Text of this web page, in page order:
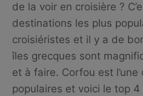
de la voir en croisière ?
destinations les plus
croisiéristes et il y a de
îles grecques sont
et à faire. Corfou est
populaires et voici le top